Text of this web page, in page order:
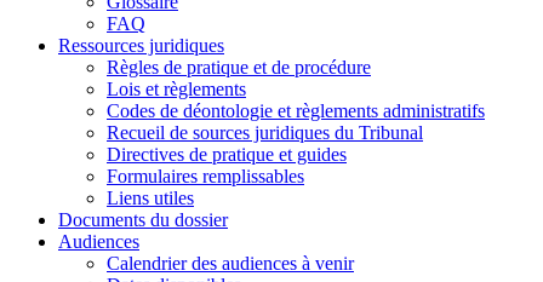
FAQ
Ressources juridiques
Règles de pratique et de procédure
Lois et règlements
Codes de déontologie et règlements administratifs
Recueil de sources juridiques du Tribunal
Directives de pratique et guides
Formulaires remplissables
Liens utiles
Documents du dossier
Audiences
Calendrier des audiences à venir